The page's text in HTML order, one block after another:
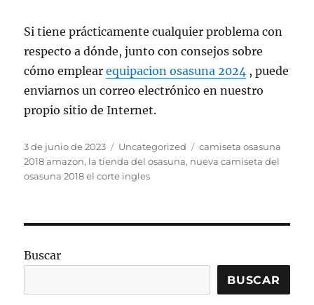
Si tiene prácticamente cualquier problema con
respecto a dónde, junto con consejos sobre
cómo emplearequipacion osasuna 2024 , puede
enviarnos un correo electrónico en nuestro
propio sitio de Internet.
Publicado
el
3 de junio de 2023 Categorías
Uncategorized Etiquetas
camiseta osasuna
2018 amazon, la tienda del osasuna, nueva camiseta del
osasuna 2018 el corte ingles
Buscar
BUSCAR